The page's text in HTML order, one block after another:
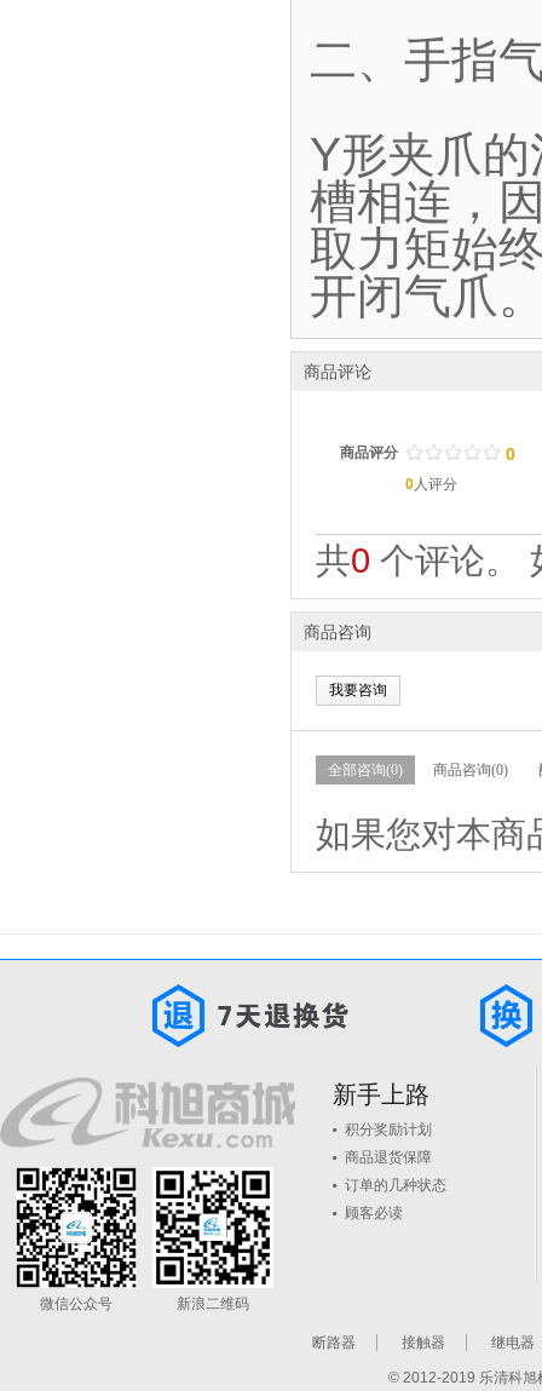
二、手指
Y形夹爪
槽相连，
取力矩始
开闭气爪
商品评论
商品评分 / / / / /
. . . . . 0
0人评分
共0 个评论。
商品咨询
我要咨询
全部咨询(0) 商品咨询(0)
如果您对本商
微信公众号 新浪二维码
新手上路
积分奖励计划
商品退货保障
订单的几种状态
顾客必读
断路器 接触器 继电器
© 2012-2019 乐清科旭